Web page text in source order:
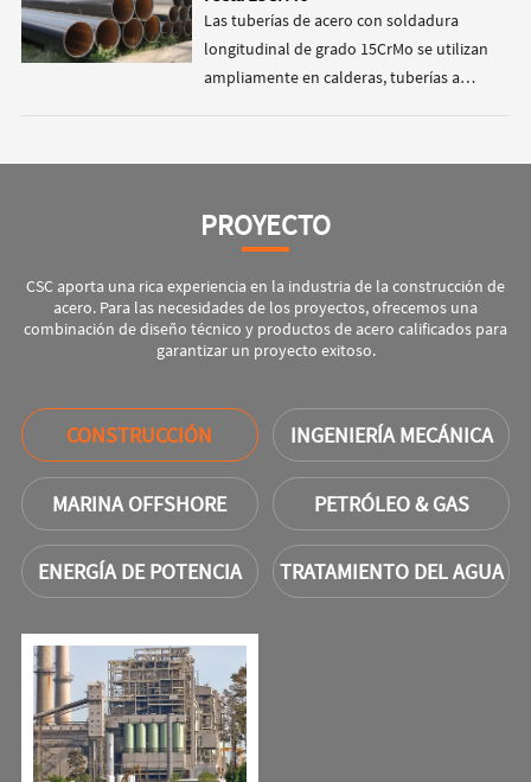
ampliamente en sistemas de transporte
temperaturas elevadas, los tubos de acero
de aleación 15CrMo se aplican
ampliamente en generación de energía,
Las tuberías de acero con soldadura
longitudinal de grado 15CrMo se utilizan
ampliamente en calderas, tuberías a
alta temperatura. La elección de la
fundamental para garantizar la seguridad
del sistema, la resistencia a la presión y la
eficiencia operativa a largo plazo.
PROYECTO
CSC aporta una rica experiencia en la industria de la construcción de
acero. Para las necesidades de los proyectos, ofrecemos una
combinación de diseño técnico y productos de acero calificados para
garantizar un proyecto exitoso.
CONSTRUCCIÓN INGENIERÍA MECÁNICA
MARINA OFFSHORE PETRÓLEO & GAS
ENERGÍA DE POTENCIA TRATAMIENTO DEL AGUA